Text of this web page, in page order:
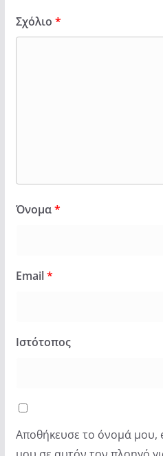
Σχόλιο *
Όνομα*
Email*
Ιστότοπος
Αποθήκευσε το όνομά μου,